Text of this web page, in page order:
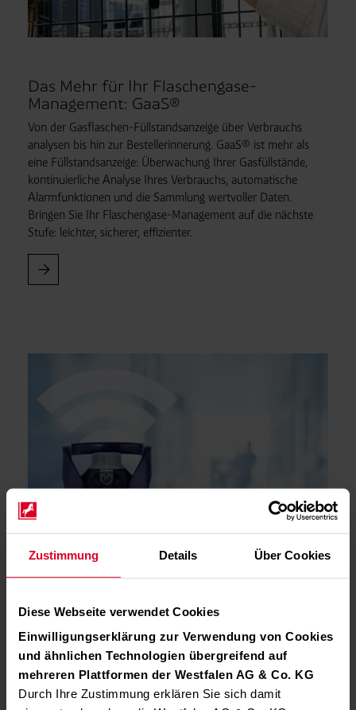
Zustimmung Details Über Cookies
Diese Webseite verwendet Cookies
Einwilligungserklärung zur Verwendung von Cookies
und ähnlichen Technologien übergreifend auf
mehreren Plattformen der Westfalen AG & Co. KG
Durch Ihre Zustimmung erklären Sie sich damit
Das Mehr für Ihr Flaschengase-
Management: GaaS®
Von der Gasflaschen-Füllstandsanzeige über Verbrauchs
analysen bis hin zur Bestell erinnerung. GaaS® ist mehr als
eine Füllstandsanzeige: Überwachung Ihrer Gasfüllstände,
kontinuierliche Analyse Ihres Verbrauchs, automatische
Alarmfunktionen und die Sammlung wertvoller Daten.
Bringen Sie Ihr Flaschengase-Management auf die nächste
Stufe: leichter, sicherer, effizienter.
Das Mehr für Ihre Sauerstoffflaschen: